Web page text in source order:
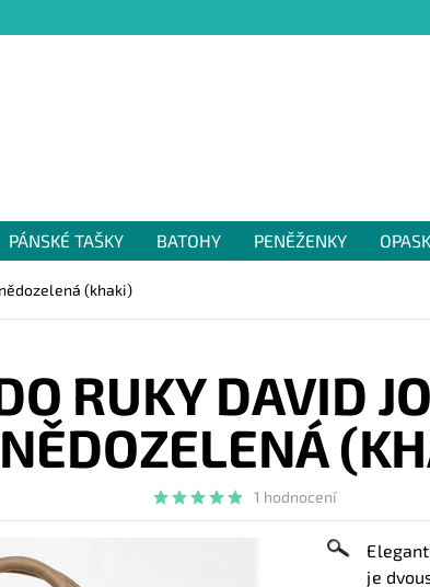
PÁNSKÉ TAŠKY BATOHY PENĚŽENKY
(khaki)
RUKY DAVID
1 hodnocení
je